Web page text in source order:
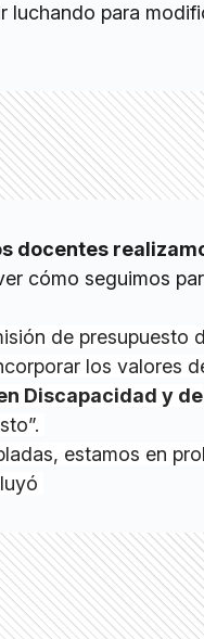
luchando para
docentes
cómo seguimos
de presupuesto
los valores
Discapacidad y de
estamos en